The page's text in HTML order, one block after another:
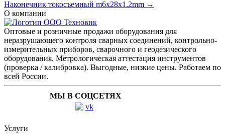
Наконечник токосъемный m6х28х1.2mm →
О компании
Оптовые и розничные продажи оборудования для
неразрушающего контроля сварных соединений, контрольно-
измерительных приборов, сварочного и геодезического
оборудования. Метрологическая аттестация инструментов
(проверка / калибровка). Выгодные, низкие цены. Работаем по
всей России.
МЫ В СОЦСЕТЯХ
Услуги